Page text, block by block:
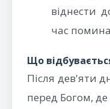
віднести
час
Що
Після дев'яти
перед Богом, де